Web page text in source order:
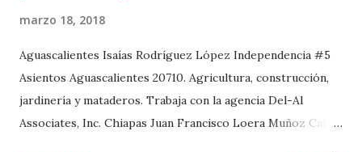
marzo 18, 2018
Aguascalientes Isaías Rodríguez López Independencia #5
Asientos Aguascalientes 20710. Agricultura, construcción,
jardinería y mataderos. Trabaja con la agencia Del-Al
Associates, Inc. Chiapas Juan Francisco Loera Muñoz Calle